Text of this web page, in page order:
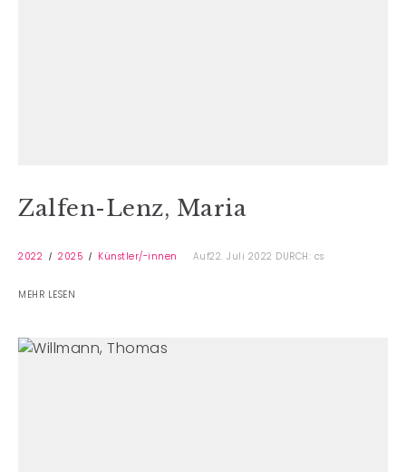
Zalfen-Lenz, Maria
2022 2025 Künstler/-innen Auf22. Juli 2022 DURCH: cs
MEHR LESEN